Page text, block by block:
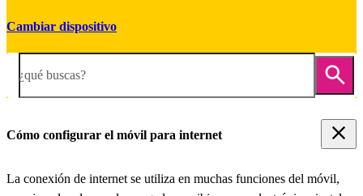
Cambiar dispositivo
¿qué buscas?
Cómo configurar el móvil para internet
La conexión de internet se utiliza en muchas funciones del móvil,